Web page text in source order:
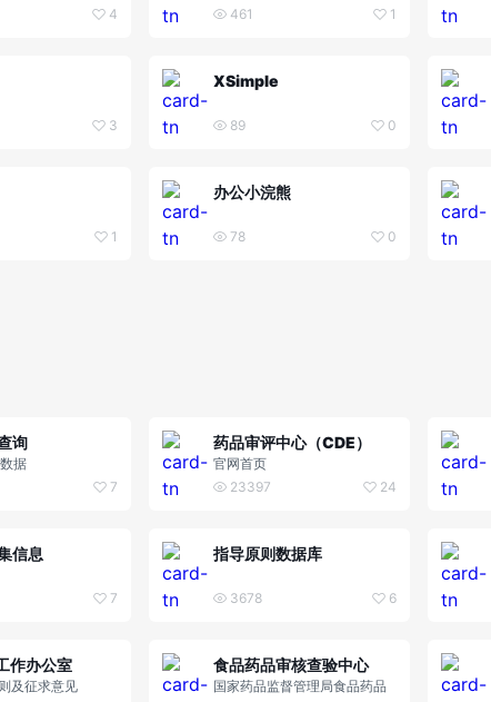
4 461 1
3
XSimple
89 0
1
办公小浣熊
78 0
询
据
7
药品审评中心（CDE）
官网首页
23397
24
信息
7
指导原则数据库
3678 6
作办公室
及征求意见
食品药品审核查验中心
国家药品监督管理局食品药品